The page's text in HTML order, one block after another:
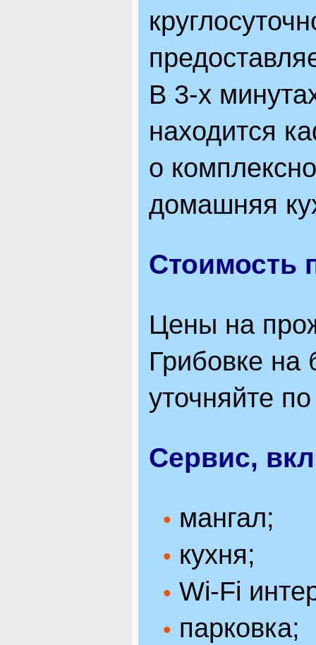
В 3-х
находится
о
домашняя
Стоимость
Цены на
Грибовке на
уточняйте
Сервис,
• мангал;
• кухня;
• Wi-Fi
• парковка;